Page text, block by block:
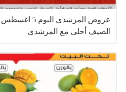
الصيف أحلى مع المرشدى